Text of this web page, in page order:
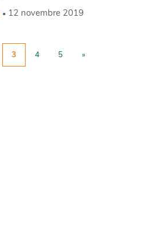
12 novembre 2019
3 4 5 »